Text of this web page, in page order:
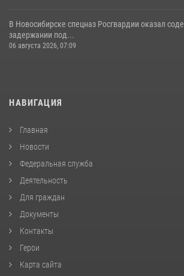
В Новосибирске спецназ Росгвардии оказал
задержании под...
06 августа 2026, 07:09
НАВИГАЦИЯ
Главная
Новости
Федеральная служба
Деятельность
Для граждан
Документы
Контакты
Герои
Карта сайта